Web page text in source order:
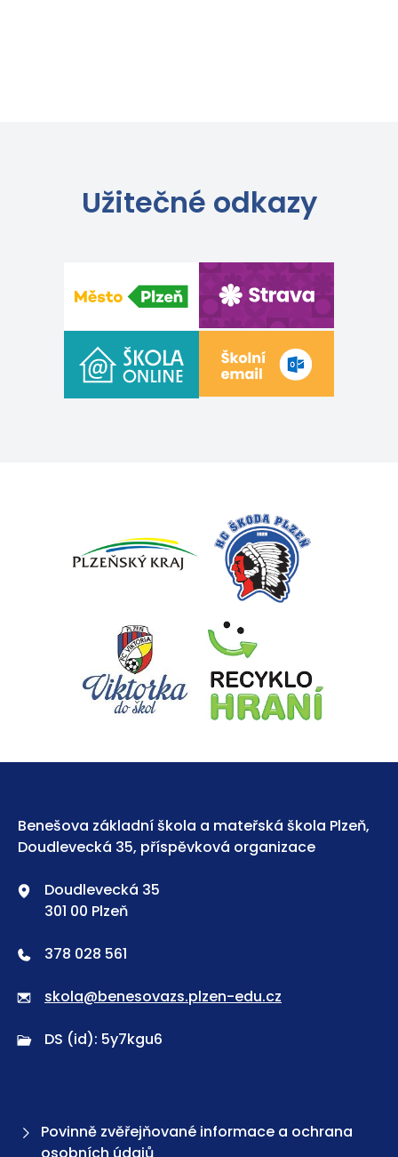
Užitečné odkazy
Benešova základní škola a mateřská škola Plzeň,
Doudlevecká 35, příspěvková organizace
Doudlevecká 35
301 00 Plzeň
378 028 561
skola@benesovazs.plzen-edu.cz
DS (id): 5y7kgu6
Povinně zvěřejňované informace a ochrana
osobních údajů